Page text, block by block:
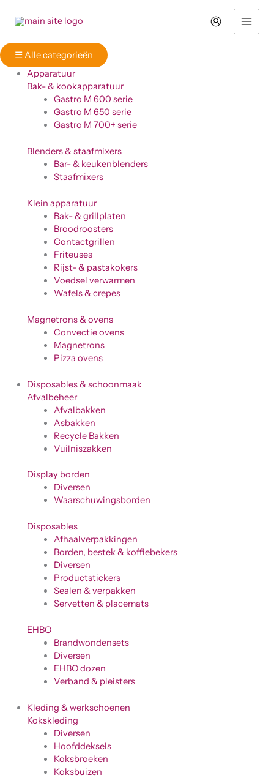
naar
inhoud
☰Alle categorieën
Apparatuur
Bak- & kookapparatuur
Gastro M 600 serie
Gastro M 650 serie
Gastro M 700+ serie
Blenders & staafmixers
Bar- & keukenblenders
Staafmixers
Klein apparatuur
Bak- & grillplaten
Broodroosters
Contactgrillen
Friteuses
Rijst- & pastakokers
Voedsel verwarmen
Wafels & crepes
Magnetrons & ovens
Convectie ovens
Magnetrons
Pizza ovens
Disposables & schoonmaak
Afvalbeheer
Afvalbakken
Asbakken
Recycle Bakken
Vuilniszakken
Display borden
Diversen
Waarschuwingsborden
Disposables
Afhaalverpakkingen
Borden, bestek & koffiebekers
Diversen
Productstickers
Sealen & verpakken
Servetten & placemats
EHBO
Brandwondensets
Diversen
EHBO dozen
Verband & pleisters
Kleding & werkschoenen
Kokskleding
Diversen
Hoofddeksels
Koksbroeken
Koksbuizen